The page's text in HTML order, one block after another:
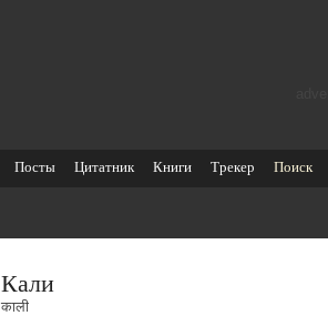
Посты Цитатник Книги Трекер Поиск
Кали
काली